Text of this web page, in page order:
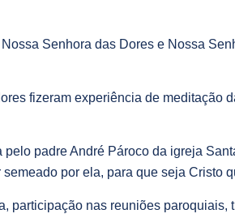
Senhora das Dores e Nossa
fizeram experiência de meditação
padre André Pároco da igreja
por ela, para que seja Cristo
participação nas reuniões paroquiais,